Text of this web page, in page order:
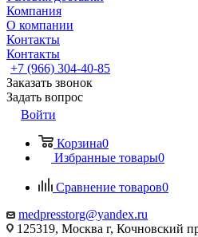
Компания
О компании
Контакты
Контакты
+7 (966) 304-40-85
Заказать звонок
Задать вопрос
Войти
Корзина0
Избранные товары0
Сравнение товаров0
medpresstorg@yandex.ru
125319, Москва г, Кочновский